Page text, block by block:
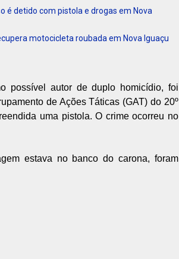
é detido com pistola e drogas em Nova
motocicleta roubada em Nova Iguaçu
possível autor de duplo homicídio, foi
de Ações Táticas (GAT) do 20º
uma pistola. O crime ocorreu no
estava no banco do carona, foram